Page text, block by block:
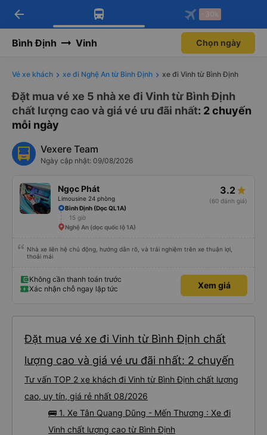
Tải app Vexere ngay!
Nhận ưu đãi thành viên độc
Mở app
Tải app Vexere
-30k/ghế khi đặt vé máy bay qua
Mở app
arrow_back -30k
Bình Định Vinh Chọn ngày
Vé xe khách xe đi Nghệ An từ Bình Định xe đi Vinh từ Bình Định
Đặt mua vé xe 5 nhà xe đi Vinh từ Bình Định
chất lượng cao và giá vé ưu đãi nhất: 2 chuyến
mỗi ngày
Vexere Team
Ngày cập nhật: 09/08/2026
Ngọc Phát
Limousine 24 phòng
3.2
(60 đánh giá)
Bình Định (Dọc QL1A)
15 giờ
Nghệ An (dọc quốc lộ 1A)
Nhà xe liên hệ chủ động, hướng dẫn rõ, và trải nghiệm trên xe thuận lợi,
thoải mái
Không cần thanh toán trước
Xác nhận chỗ ngay lập tức
Xem giá
Đặt mua vé xe đi Vinh từ Bình Định chất
lượng cao và giá vé ưu đãi nhất: 2 chuyến
Tư vấn TOP 2 xe khách đi Vinh từ Bình Định chất lượng
cao, uy tín, giá rẻ nhất 08/2026
🚌 1. Xe Tân Quang Dũng - Mến Thương : Xe đi
Vinh chất lượng cao từ Bình Định